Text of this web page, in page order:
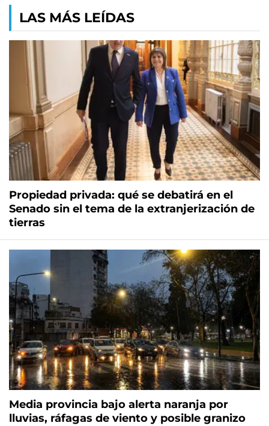
LAS MÁS LEÍDAS
Propiedad privada: qué se debatirá en el
Senado sin el tema de la extranjerización de
tierras
Media provincia bajo alerta naranja por
lluvias, ráfagas de viento y posible granizo